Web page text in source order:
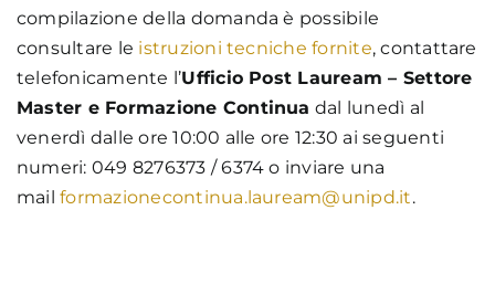
compilazione della domanda è possibile
consultare le istruzioni tecniche fornite, contattare
telefonicamente l’Ufficio Post Lauream – Settore
Master e Formazione Continua dal lunedì al
venerdì dalle ore 10:00 alle ore 12:30 ai seguenti
numeri: 049 8276373 / 6374 o inviare una
mailformazionecontinua.lauream@unipd.it.